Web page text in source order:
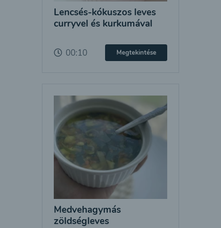
Lencsés-kókuszos leves
curryvel és kurkumával
00:10 Megtekintése
Medvehagymás
zöldségleves